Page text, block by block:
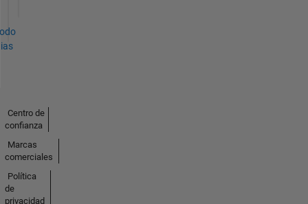
Centro de
confianza
Marcas
comerciales
Política
de
privacidad